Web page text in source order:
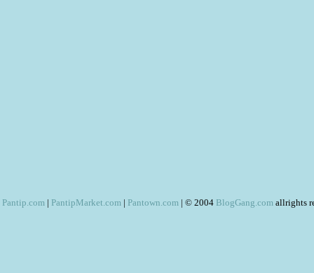
Pantip.com | PantipMarket.com | Pantown.com | © 2004 BlogGang.com allrights